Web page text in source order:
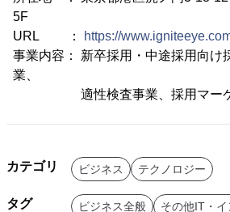
5F
URL ：
https://
事業内容： 新卒採用・中途採用向け
業、
適性検査事業、採用マーケ
カテゴリ ビジネス テクノロジー
タグ ビジネス全般 その他IT・イ